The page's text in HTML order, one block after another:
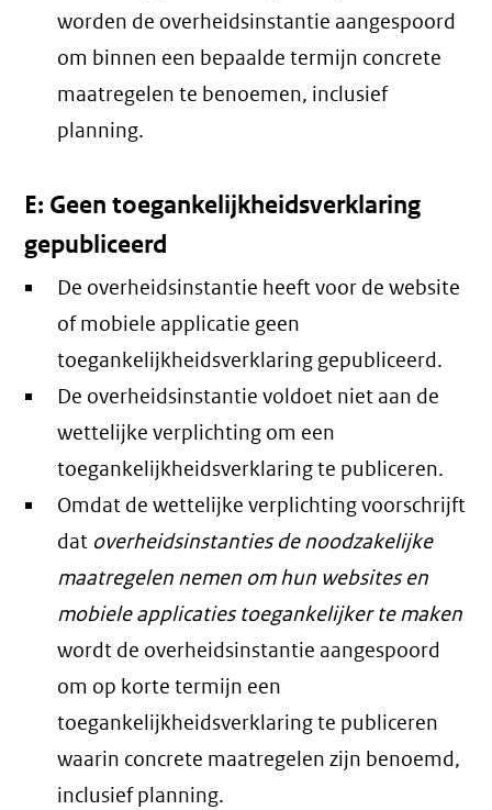
worden de overheidsinstantie aangespoord
om binnen een bepaalde termijn concrete
maatregelen te benoemen, inclusief
planning.
E: Geen toegankelijkheidsverklaring
gepubliceerd
De overheidsinstantie heeft voor de website
of mobiele applicatie geen
toegankelijkheidsverklaring gepubliceerd.
De overheidsinstantie voldoet niet aan de
wettelijke verplichting om een
toegankelijkheidsverklaring te publiceren.
Omdat de wettelijke verplichting voorschrijft
dat overheidsinstanties de noodzakelijke
maatregelen nemen om hun websites en
mobiele applicaties toegankelijker te maken
wordt de overheidsinstantie aangespoord
om op korte termijn een
toegankelijkheidsverklaring te publiceren
waarin concrete maatregelen zijn benoemd,
inclusief planning.